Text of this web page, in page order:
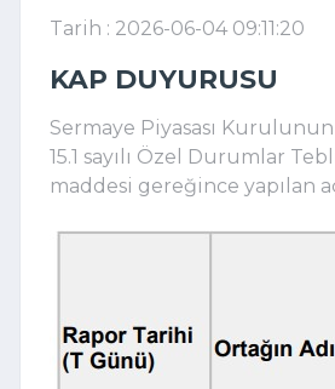
Tarih : 2026-06-04 09:11:20
KAP DUYURUSU
Sermaye Piyasası Kurulunun
15.1 sayılı Özel Durumlar
maddesi gereğince yapılan